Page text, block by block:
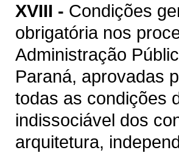
XVIII - Condições
obrigatória nos
Administração
Paraná, aprovadas
todas as condições
indissociável dos
arquitetura,